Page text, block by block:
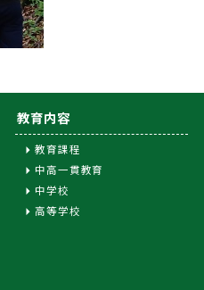
教育内容
教育課程
中高一貫教育
中学校
高等学校